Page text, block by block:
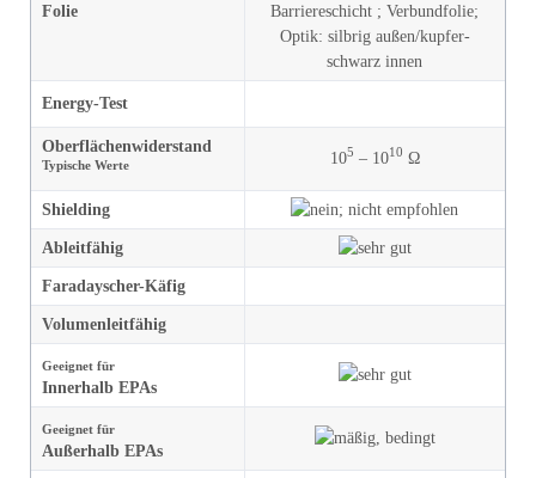
Folie
Barriereschicht ;Verbund­folie;
Optik: silbrig außen/kupfer-
schwarz innen
Energy-Test
Oberflächen­widerstand
Typische Werte 105 – 1010 Ω
Shielding
Ableitfähig
Faradayscher-Käfig
Volumen­leitfähig
Geeignet für
Innerhalb EPAs
Geeignet für
Außerhalb EPAs